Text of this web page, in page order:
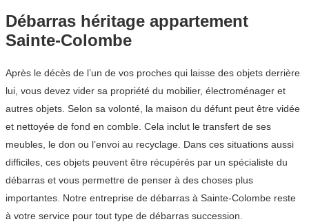
Débarras héritage appartement
Sainte-Colombe
Après le décès de l’un de vos proches qui laisse des objets derrière
lui, vous devez vider sa propriété du mobilier, électroménager et
autres objets. Selon sa volonté, la maison du défunt peut être vidée
et nettoyée de fond en comble. Cela inclut le transfert de ses
meubles, le don ou l’envoi au recyclage. Dans ces situations aussi
difficiles, ces objets peuvent être récupérés par un spécialiste du
débarras et vous permettre de penser à des choses plus
importantes. Notre entreprise de débarras à Sainte-Colombe reste
à votre service pour tout type de débarras succession.